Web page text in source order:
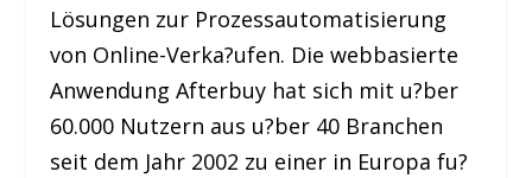
Lösungen zur Prozessautomatisierung
von Online-Verka?ufen. Die webbasierte
Anwendung Afterbuy hat sich mit u?ber
60.000 Nutzern aus u?ber 40 Branchen
seit dem Jahr 2002 zu einer in Europa fu?